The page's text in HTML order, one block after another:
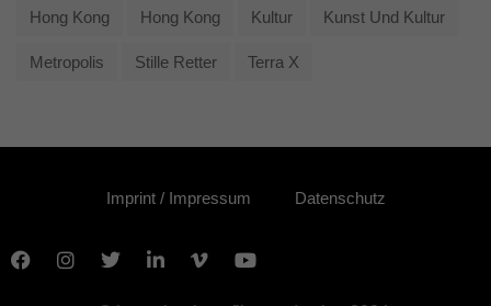
Hong Kong Hong Kong Kultur Kunst Und Kultur
Metropolis Stille Retter Terra X
Imprint / Impressum Datenschutz